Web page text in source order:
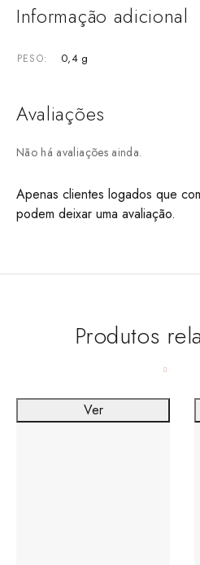
Informação adicional
PESO 0,4 g
Avaliações
Não há avaliações ainda.
Apenas clientes logados que
podem deixar uma avaliação.
Produtos
Ver